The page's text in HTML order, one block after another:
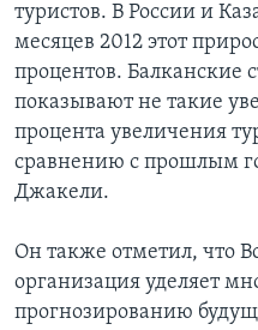
туристов. В России и
месяцев 2012 этот
процентов. Балканские
показывают не такие
процента увеличения
сравнению с прошлым
Джакели.
Он также отметил, что
организация уделяет
прогнозированию